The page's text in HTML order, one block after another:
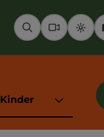
Suchen
Kinder